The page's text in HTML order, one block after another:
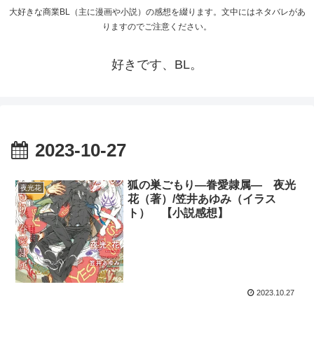
大好きな商業BL（主に漫画や小説）の感想を綴ります。文中にはネタバレがあ
りますのでご注意ください。
好きです、BL。
2023-10-27
夜光花
狐の巣ごもり―眷愛隷属― 夜光
花（著）/笠井あゆみ（イラス
ト） 【小説感想】
2023.10.27